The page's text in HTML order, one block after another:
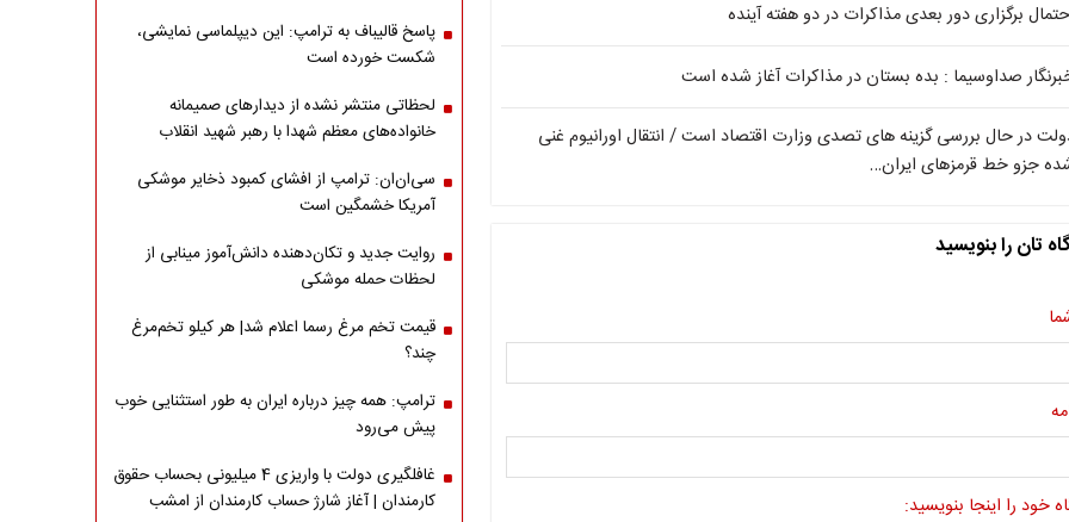
برگزاری دور بعدی مذاکرات در دو هفته آینده
صداوسیما : بده بستان در مذاکرات آغاز شده است
در حال بررسی گزینه های تصدی وزارت اقتصاد است / انتقال اورانیوم غنی
جزو خط قرمزهای ایران…
تان را بنویسید
خود را اینجا بنویسید:
پاسخ قالیباف به ترامپ: این دیپلماسی نمایشی،
شکست خورده است
لحظاتی منتشر نشده از دیدارهای صمیمانه
خانواده‌های معظم شهدا با رهبر شهید انقلاب
سی‌ان‌ان: ترامپ از افشای کمبود ذخایر موشکی
آمریکا خشمگین است
روایت جدید و تکان‌دهنده دانش‌آموز مینابی از
لحظات حمله موشکی
قیمت تخم مرغ رسما اعلام شد| هر کیلو تخم‌مرغ
چند؟
ترامپ: همه چیز درباره ایران به طور استثنایی خوب
پیش می‌رود
غافلگیری دولت با واریزی 4 میلیونی بحساب حقوق
کارمندان | آغاز شارژ حساب کارمندان از امشب